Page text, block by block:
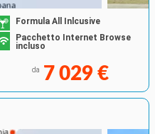
Formula All Inlcusive
Pacchetto Internet Browse
incluso
da 7 029 €